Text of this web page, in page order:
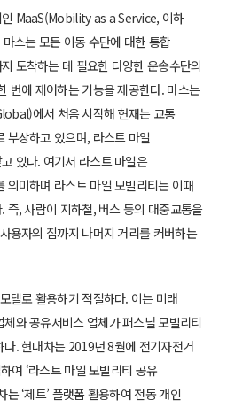
MaaS(Mobility as a Service, 이하
스는 모든 이동 수단에 대한 통합
도착하는 데 필요한 다양한 운송수단의
번에 제어하는 기능을 제공한다. 마스는
에서 처음 시작해 현재는 교통
부상하고 있으며, 라스트 마일
있다. 여기서 라스트 마일은
의미하며 라스트 마일 모빌리티는 이때
즉, 사람이 지하철, 버스 등의 대중교통을
용자의 집까지 나머지 거리를 커버하는
델로 활용하기 적절하다. 이는 미래
와 공유서비스 업체가 퍼스널 모빌리티
. 현대차는 2019년 8월에 전기자전거
여 ‘라스트 마일 모빌리티 공유
‘제트’ 플랫폼 활용하여 전동 개인